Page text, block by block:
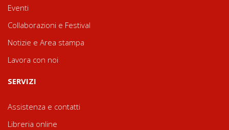
Eventi
Collaborazioni e Festival
Notizie e Area stampa
Lavora con noi
SERVIZI
Assistenza e contatti
Libreria online